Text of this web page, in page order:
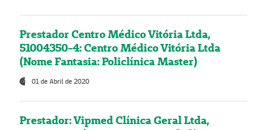
Prestador Centro Médico Vitória Ltda,
51004350-4: Centro Médico Vitória Ltda
(Nome Fantasia: Policlínica Master)
01 de Abril de 2020
Prestador: Vipmed Clínica Geral Ltda,